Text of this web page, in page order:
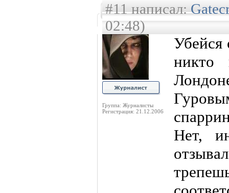
#11 написал:
02:48)
Группа: Журналисты
Регистрация: 21.12.2006
Убейся
никто
Нет,